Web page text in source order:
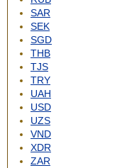
SAR
SEK
SGD
THB
TJS
TRY
UAH
USD
UZS
VND
XDR
ZAR